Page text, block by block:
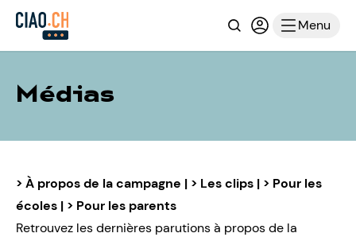
RechercheConnexion
Menu
Médias
> À propos de la campagne | > Les clips | > Pour les
écoles | > Pour les parents
Retrouvez les dernières parutions à propos de la